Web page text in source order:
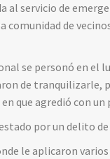
al servicio de
de
se personó en el
de tranquilizarle,
que agredió con un
por un delito
le aplicaron